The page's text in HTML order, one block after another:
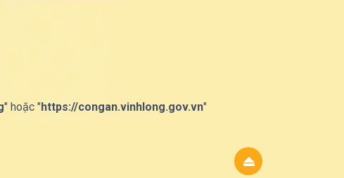
" hoặc "https://congan.vinhlong.gov.vn"